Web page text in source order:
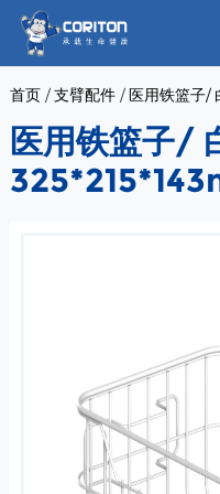
首页/支臂配件/医用铁篮子/
医用铁篮子/